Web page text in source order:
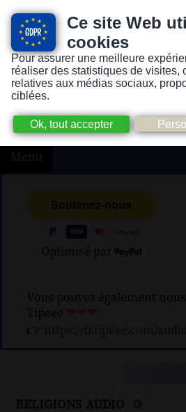
Ce site Web
cookies
Pour assurer une meilleure
réaliser des statistiques de visites,
relatives aux médias sociaux,
ciblées.
Version pour personnes mal-
Menu
Optimisé par
Vous pouvez également
Tipeee
👉
religions audio